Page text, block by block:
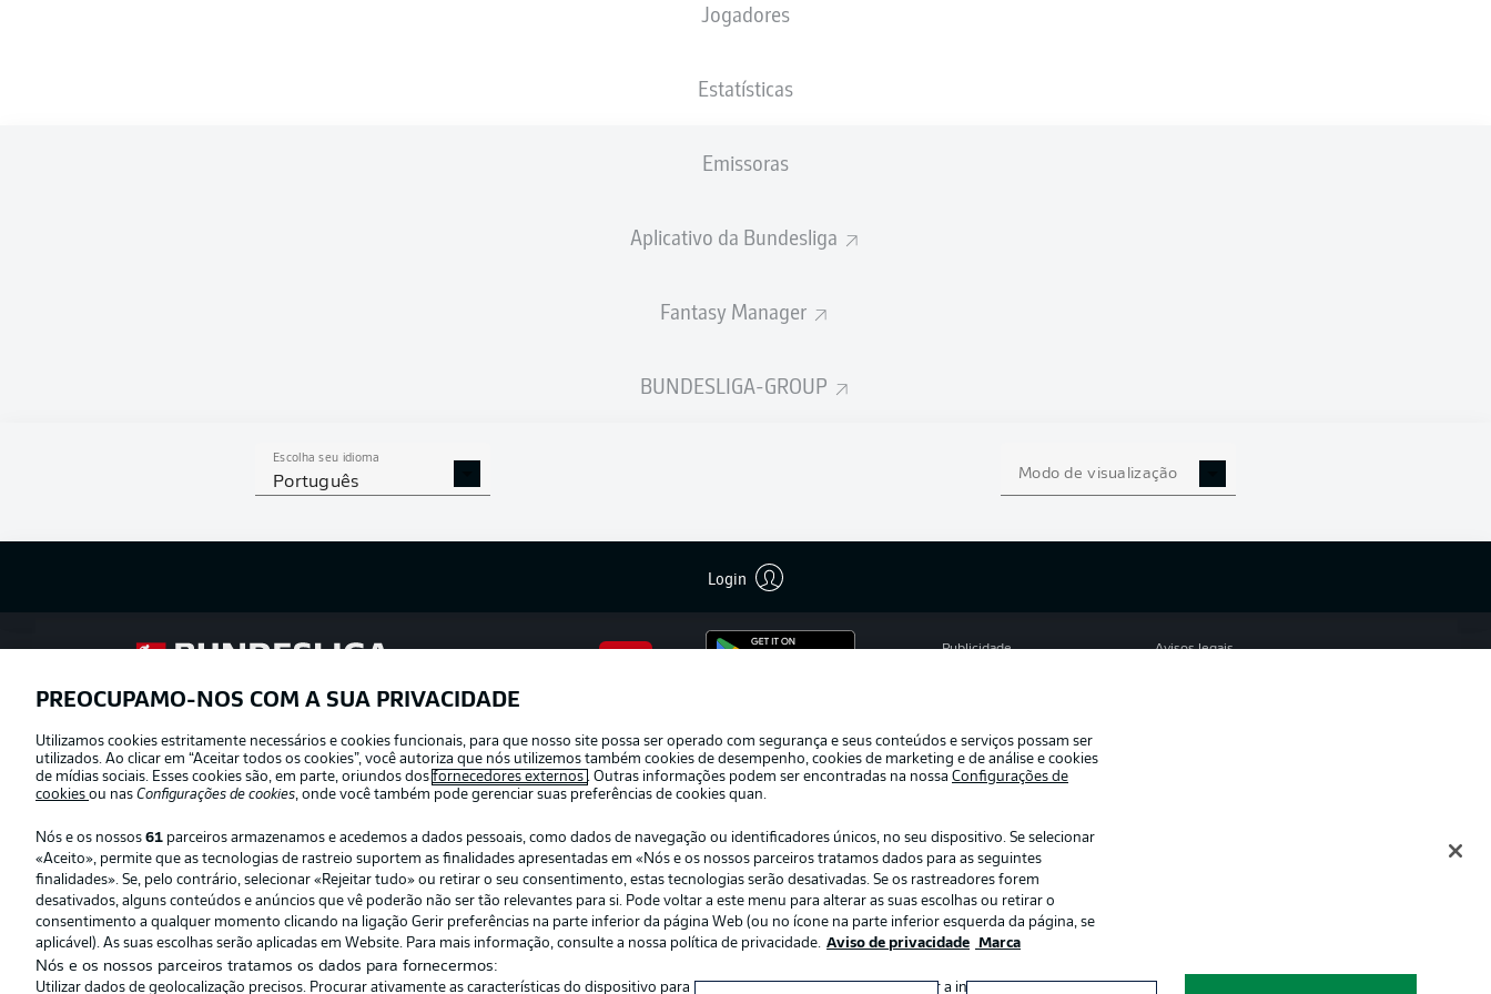
Jogadores
Estatísticas
Emissoras
Aplicativo da Bundesliga
Fantasy Manager
BUNDESLIGA-GROUP
Escolha seu idioma
Português Modo de visualização
Login
Publicidade
Football as it’s meant to be
Oferecido por
Publicidade Avisos legais
Trabalhe conosco
Escolha seu idioma
PREOCUPAMO-NOS COM A SUA PRIVACIDADE
Utilizamos cookies estritamente necessários e cookies funcionais, para que nosso site possa ser operado com segurança e seus conteúdos e serviços possam ser
utilizados. Ao clicar em “Aceitar todos os cookies”, você autoriza que nós utilizemos também cookies de desempenho, cookies de marketing e de análise e cookies
de mídias sociais. Esses cookies são, em parte, oriundos dos fornecedores externos . Outras informações podem ser encontradas na nossa Configurações de
cookies ou nas Configurações de cookies, onde você também pode gerenciar suas preferências de cookies quan.
Nós e os nossos 61 parceiros armazenamos e acedemos a dados pessoais, como dados de navegação ou identificadores únicos, no seu dispositivo. Se selecionar
«Aceito», permite que as tecnologias de rastreio suportem as finalidades apresentadas em «Nós e os nossos parceiros tratamos dados para as seguintes
finalidades». Se, pelo contrário, selecionar «Rejeitar tudo» ou retirar o seu consentimento, estas tecnologias serão desativadas. Se os rastreadores forem
desativados, alguns conteúdos e anúncios que vê poderão não ser tão relevantes para si. Pode voltar a este menu para alterar as suas escolhas ou retirar o
consentimento a qualquer momento clicando na ligação Gerir preferências na parte inferior da página Web (ou no ícone na parte inferior esquerda da página, se
aplicável). As suas escolhas serão aplicadas em Website. Para mais informação, consulte a nossa política de privacidade. Aviso de privacidade Marca
Nós e os nossos parceiros tratamos os dados para fornecermos:
Utilizar dados de geolocalização precisos. Procurar ativamente as características do dispositivo para identificação. Armazenar e/ou aceder a informações num